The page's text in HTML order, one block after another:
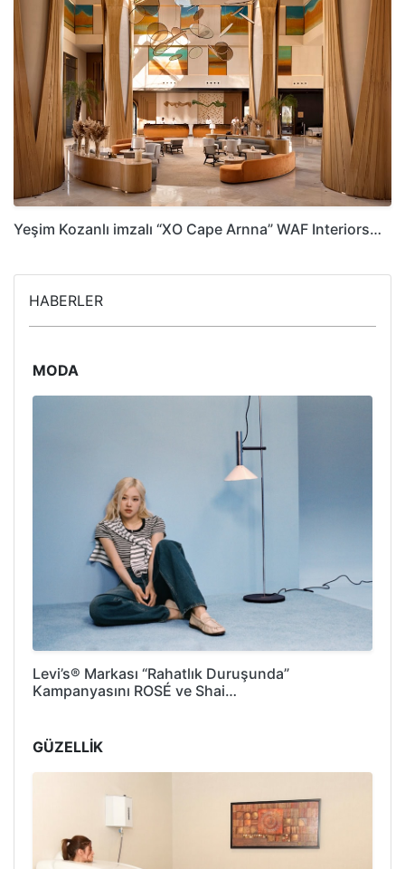
Yeşim Kozanlı imzalı “XO Cape Arnna” WAF Interiors…
HABERLER
MODA
Levi’s® Markası “Rahatlık Duruşunda”
Kampanyasını ROSÉ ve Shai…
GÜZELLİK